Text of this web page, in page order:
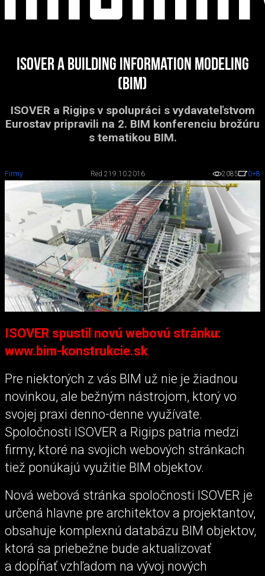
ISOVER a Building Information Modeling
(BIM)
ISOVER a Rigips v spolupráci s vydavateľstvom
Eurostav pripravili na 2. BIM konferenciu brožúru
s tematikou BIM.
Firmy Red 219.10.2016 2085 0+8
ISOVER spustil novú webovú stránku:
www.bim-konstrukcie.sk
Pre niektorých z vás BIM už nie je žiadnou
novinkou, ale bežným nástrojom, ktorý vo
svojej praxi denno-denne využívate.
Spoločnosti ISOVER a Rigips patria medzi
firmy, ktoré na svojich webových stránkach
tiež ponúkajú využitie BIM objektov.
Nová webová stránka spoločnosti ISOVER je
určená hlavne pre architektov a projektantov,
obsahuje komplexnú databázu BIM objektov,
ktorá sa priebežne bude aktualizovať
a dopĺňať vzhľadom na vývoj nových